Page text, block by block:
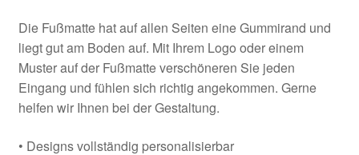
Die Fußmatte hat auf allen Seiten eine Gummirand und
liegt gut am Boden auf. Mit Ihrem Logo oder einem
Muster auf der Fußmatte verschöneren Sie jeden
Eingang und fühlen sich richtig angekommen. Gerne
helfen wir Ihnen bei der Gestaltung.
• Designs vollständig personalisierbar